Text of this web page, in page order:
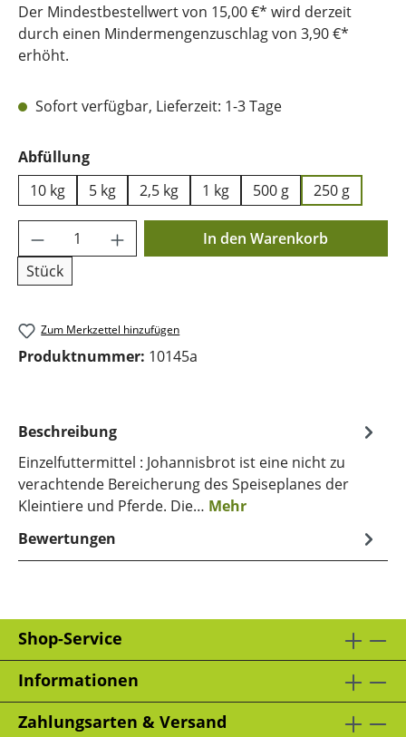
Der Mindestbestellwert von 15,00 €* wird derzeit
durch einen Mindermengenzuschlag von 3,90 €*
erhöht.
Sofort verfügbar, Lieferzeit: 1-3 Tage
Abfüllungauswählen
10 kg
5 kg 2,5 kg 1 kg 500 g 250 g
Produkt Anzahl: Gib den gewünschten
Stück
In den Warenkorb
Zum Merkzettel hinzufügen
Produktnummer: 10145a
Beschreibung
Einzelfuttermittel : Johannisbrot ist eine nicht zu
verachtende Bereicherung des Speiseplanes der
Kleintiere und Pferde. Die… Mehr
Bewertungen
Shop-Service
Informationen
Zahlungsarten & Versand